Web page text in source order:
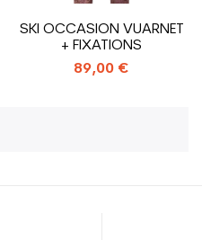
SKI OCCASION VUARNET
+ FIXATIONS
89,00 €